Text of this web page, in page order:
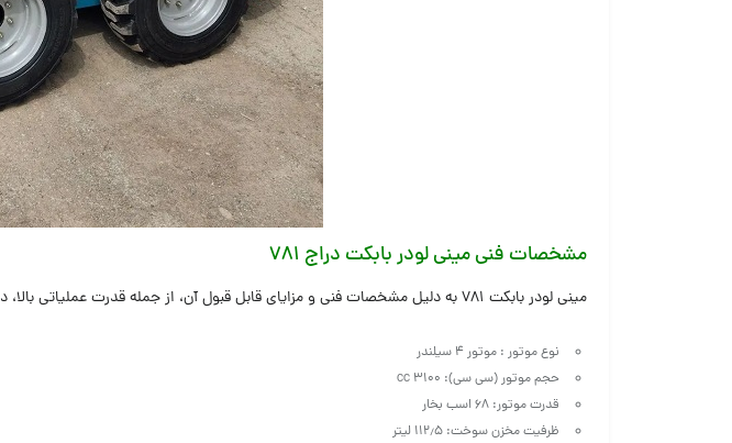
مشخصات فنی مینی لودر بابکت دراج ۷۸۱
مینی لودر بابکت ۷۸۱ به دلیل مشخصات فنی و مزایای قابل قبول آن، از جمله قدرت عملیاتی بالا، در صنایع مختلف کارایی بالایی دارد. در ادامه
نوع موتور : موتور ۴ سیلندر
حجم موتور (سی سی): ۳۱۰۰ cc
قدرت موتور: ۶۸ اسب بخار
ظرفیت مخزن سوخت: ۱۱۲٫۵ لیتر